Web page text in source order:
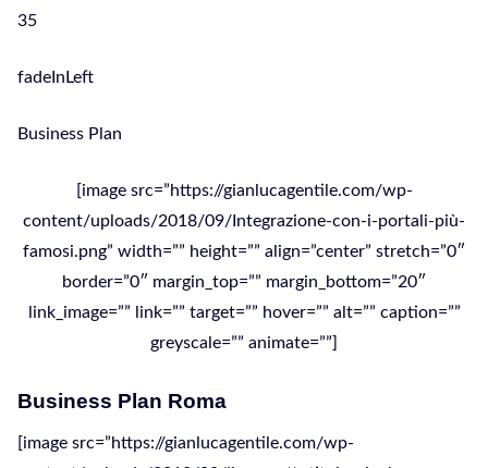
35
fadeInLeft
Business Plan
[image src=”https://gianlucagentile.com/wp-
content/uploads/2018/09/Integrazione-con-i-portali-più-
famosi.png” width=”” height=”” align=”center” stretch=”0″
border=”0″ margin_top=”” margin_bottom=”20″
link_image=”” link=”” target=”” hover=”” alt=”” caption=””
greyscale=”” animate=””]
Business Plan Roma
[image src=”https://gianlucagentile.com/wp-